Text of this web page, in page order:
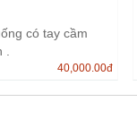
có tay cầm
40,000.00đ